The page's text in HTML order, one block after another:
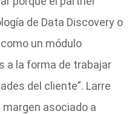
de Data Discovery o
un módulo
a la forma de trabajar
del cliente”. Larre
asociado a